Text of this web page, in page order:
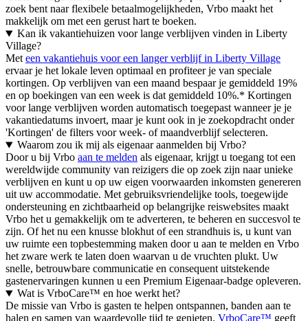
zoek bent naar flexibele betaalmogelijkheden, Vrbo maakt het
makkelijk om met een gerust hart te boeken.
Kan ik vakantiehuizen voor lange verblijven vinden in Liberty
Village?
Met een vakantiehuis voor een langer verblijf in Liberty Village
ervaar je het lokale leven optimaal en profiteer je van speciale
kortingen. Op verblijven van een maand bespaar je gemiddeld 19%
en op boekingen van een week is dat gemiddeld 10%.* Kortingen
voor lange verblijven worden automatisch toegepast wanneer je je
vakantiedatums invoert, maar je kunt ook in je zoekopdracht onder
'Kortingen' de filters voor week- of maandverblijf selecteren.
Waarom zou ik mij als eigenaar aanmelden bij Vrbo?
Door u bij Vrbo aan te melden als eigenaar, krijgt u toegang tot een
wereldwijde community van reizigers die op zoek zijn naar unieke
verblijven en kunt u op uw eigen voorwaarden inkomsten genereren
uit uw accommodatie. Met gebruiksvriendelijke tools, toegewijde
ondersteuning en zichtbaarheid op belangrijke reiswebsites maakt
Vrbo het u gemakkelijk om te adverteren, te beheren en succesvol te
zijn. Of het nu een knusse blokhut of een strandhuis is, u kunt van
uw ruimte een topbestemming maken door u aan te melden en Vrbo
het zware werk te laten doen waarvan u de vruchten plukt. Uw
snelle, betrouwbare communicatie en consequent uitstekende
gastenervaringen kunnen u een Premium Eigenaar-badge opleveren.
Wat is VrboCare™ en hoe werkt het?
De missie van Vrbo is gasten te helpen ontspannen, banden aan te
halen en samen van waardevolle tijd te genieten. VrboCare™ geeft